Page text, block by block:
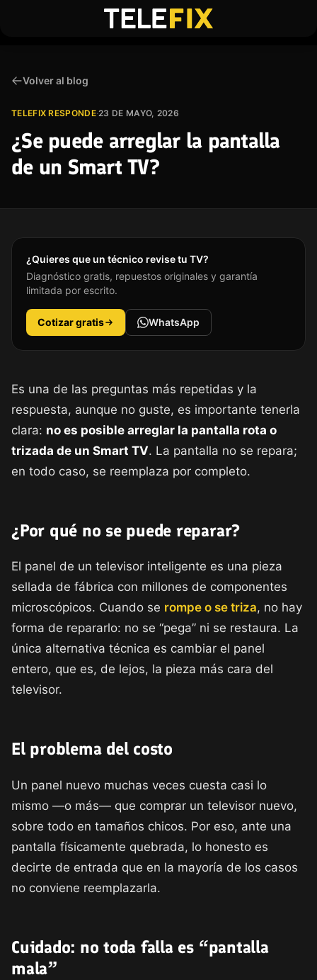
Telefix
Volver al blog
TELEFIX RESPONDE·23 DE MAYO, 2026
¿Se puede arreglar la pantalla
de un Smart TV?
¿Quieres que un técnico revise tu TV?
Diagnóstico gratis, repuestos originales y garantía
limitada por escrito.
Cotizar gratis WhatsApp
Es una de las preguntas más repetidas y la
respuesta, aunque no guste, es importante tenerla
clara: no es posible arreglar la pantalla rota o
trizada de un Smart TV. La pantalla no se repara;
en todo caso, se reemplaza por completo.
¿Por qué no se puede reparar?
El panel de un televisor inteligente es una pieza
sellada de fábrica con millones de componentes
microscópicos. Cuando se rompe o se triza, no hay
forma de repararlo: no se “pega” ni se restaura. La
única alternativa técnica es cambiar el panel
entero, que es, de lejos, la pieza más cara del
televisor.
El problema del costo
Un panel nuevo muchas veces cuesta casi lo
mismo —o más— que comprar un televisor nuevo,
sobre todo en tamaños chicos. Por eso, ante una
pantalla físicamente quebrada, lo honesto es
decirte de entrada que en la mayoría de los casos
no conviene reemplazarla.
Cuidado: no toda falla es “pantalla
mala”